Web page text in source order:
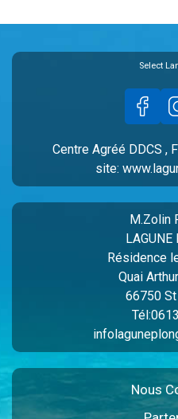
Select
Centre Agréé DDCS ,
site:
M.Zolin
LAGUNE
Résidence
Quai
66750 St
Nous